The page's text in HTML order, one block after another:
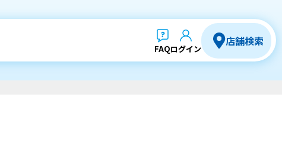
FAQログイン
店舗検索